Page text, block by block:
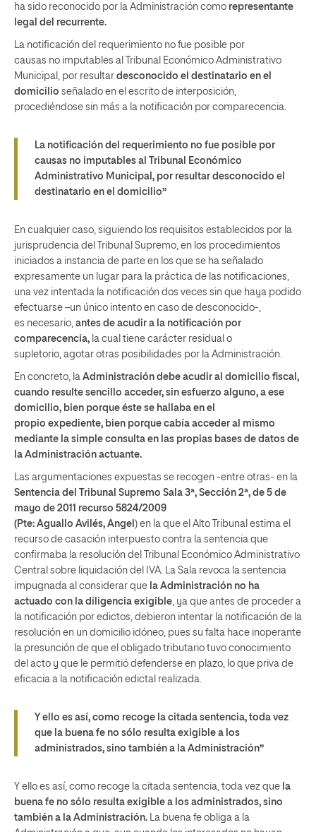
ha sido reconocido por la Administración como representante
legal del recurrente.
La notificación del requerimiento no fue posible por
causas no imputables al Tribunal Económico Administrativo
Municipal, por resultar desconocido el destinatario en el
domicilio señalado en el escrito de interposición,
procediéndose sin más a la notificación por comparecencia.
La notificación del requerimiento no fue posible por
causas no imputables al Tribunal Económico
Administrativo Municipal, por resultar desconocido el
destinatario en el domicilio”
En cualquier caso, siguiendo los requisitos establecidos por la
jurisprudencia del Tribunal Supremo, en los procedimientos
iniciados a instancia de parte en los que se ha señalado
expresamente un lugar para la práctica de las notificaciones,
una vez intentada la notificación dos veces sin que haya podido
efectuarse –un único intento en caso de desconocido-,
es necesario, antes de acudir a la notificación por
comparecencia, la cual tiene carácter residual o
supletorio, agotar otras posibilidades por la Administración.
En concreto, la Administración debe acudir al domicilio fiscal,
cuando resulte sencillo acceder, sin esfuerzo alguno, a ese
domicilio, bien porque éste se hallaba en el
propio expediente, bien porque cabía acceder al mismo
mediante la simple consulta en las propias bases de datos de
la Administración actuante.
Las argumentaciones expuestas se recogen -entre otras- en la
Sentencia del Tribunal Supremo Sala 3ª, Sección 2ª, de 5 de
mayo de 2011 recurso 5824/2009
(Pte: Aguallo Avilés, Angel ) en la que el Alto Tribunal estima el
recurso de casación interpuesto contra la sentencia que
confirmaba la resolución del Tribunal Económico Administrativo
Central sobre liquidación del IVA. La Sala revoca la sentencia
impugnada al considerar que la Administración no ha
actuado con la diligencia exigible, ya que antes de proceder a
la notificación por edictos, debieron intentar la notificación de la
resolución en un domicilio idóneo, pues su falta hace inoperante
la presunción de que el obligado tributario tuvo conocimiento
del acto y que le permitió defenderse en plazo, lo que priva de
eficacia a la notificación edictal realizada.
Y ello es así, como recoge la citada sentencia, toda vez
que la buena fe no sólo resulta exigible a los
administrados, sino también a la Administración”
Y ello es así, como recoge la citada sentencia, toda vez que la
buena fe no sólo resulta exigible a los administrados, sino
también a la Administración. La buena fe obliga a la